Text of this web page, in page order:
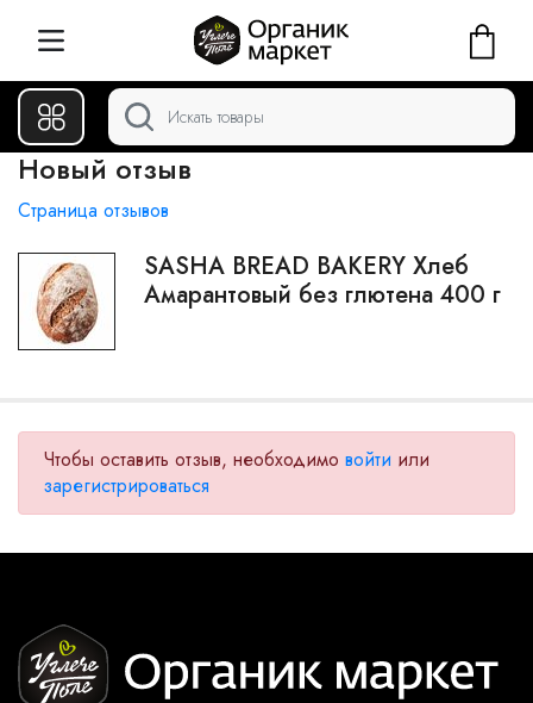
Новый отзыв
Страница отзывов
SASHA BREAD BAKERY Хлеб
Амарантовый без глютена 400 г
Чтобы оставить отзыв, необходимо войти или
зарегистрироваться